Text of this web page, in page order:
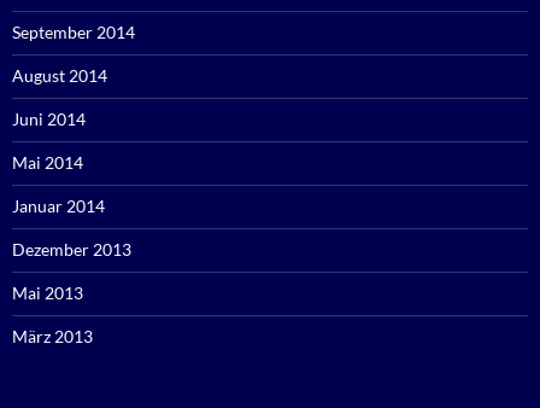
September 2014
August 2014
Juni 2014
Mai 2014
Januar 2014
Dezember 2013
Mai 2013
März 2013